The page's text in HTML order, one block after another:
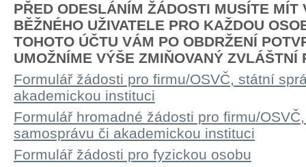
PŘED ODESLÁNÍM ŽÁDOSTI MUSÍTE MÍT
BĚŽNÉHO UŽIVATELE PRO KAŽDOU
TOHOTO ÚČTU VÁM PO OBDRŽENÍ
UMOŽNÍME VÝŠE ZMIŇOVANÝ ZVLÁŠTNÍ
Formulář žádosti pro firmu/OSVČ, státní
akademickou instituci
Formulář hromadné žádosti pro firmu/
samosprávu či akademickou instituci
Formulář žádosti pro fyzickou osobu